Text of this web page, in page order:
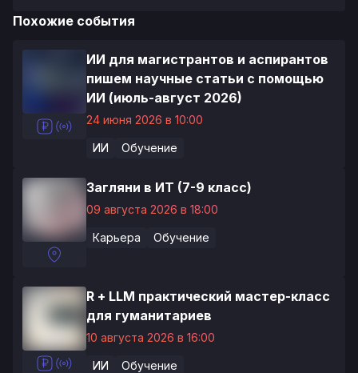
Похожие события
ИИ для магистрантов и аспирантов
пишем научные статьи с помощью
ИИ (июль-август 2026)
24 июня 2026 в 10:00
ИИ Обучение
Загляни в ИТ (7-9 класс)
09 августа 2026 в 18:00
Карьера Обучение
R + LLM практический мастер-класс
для гуманитариев
10 августа 2026 в 16:00
ИИ Обучение